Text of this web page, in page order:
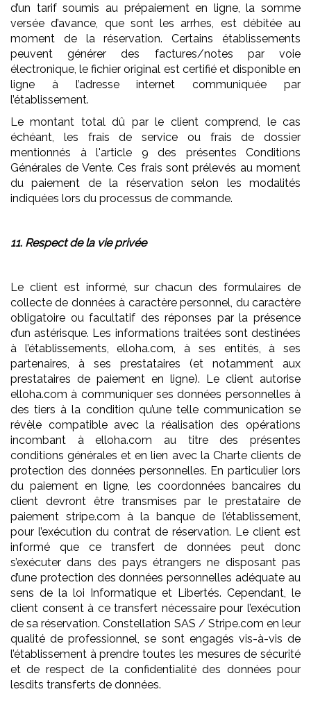
d’un tarif soumis au prépaiement en ligne, la somme
versée d’avance, que sont les arrhes, est débitée au
moment de la réservation. Certains établissements
peuvent générer des factures/notes par voie
électronique, le fichier original est certifié et disponible en
ligne à l’adresse internet communiquée par
l’établissement.
Le montant total dû par le client comprend, le cas
échéant, les frais de service ou frais de dossier
mentionnés à l'article 9 des présentes Conditions
Générales de Vente. Ces frais sont prélevés au moment
du paiement de la réservation selon les modalités
indiquées lors du processus de commande.
11. Respect de la vie privée
Le client est informé, sur chacun des formulaires de
collecte de données à caractère personnel, du caractère
obligatoire ou facultatif des réponses par la présence
d’un astérisque. Les informations traitées sont destinées
à l’établissements, elloha.com, à ses entités, à ses
partenaires, à ses prestataires (et notamment aux
prestataires de paiement en ligne). Le client autorise
elloha.com à communiquer ses données personnelles à
des tiers à la condition qu’une telle communication se
révèle compatible avec la réalisation des opérations
incombant à elloha.com au titre des présentes
conditions générales et en lien avec la Charte clients de
protection des données personnelles. En particulier lors
du paiement en ligne, les coordonnées bancaires du
client devront être transmises par le prestataire de
paiement stripe.com à la banque de l’établissement,
pour l’exécution du contrat de réservation. Le client est
informé que ce transfert de données peut donc
s’exécuter dans des pays étrangers ne disposant pas
d’une protection des données personnelles adéquate au
sens de la loi Informatique et Libertés. Cependant, le
client consent à ce transfert nécessaire pour l’exécution
de sa réservation. Constellation SAS / Stripe.com en leur
qualité de professionnel, se sont engagés vis-à-vis de
l’établissement à prendre toutes les mesures de sécurité
et de respect de la confidentialité des données pour
lesdits transferts de données.